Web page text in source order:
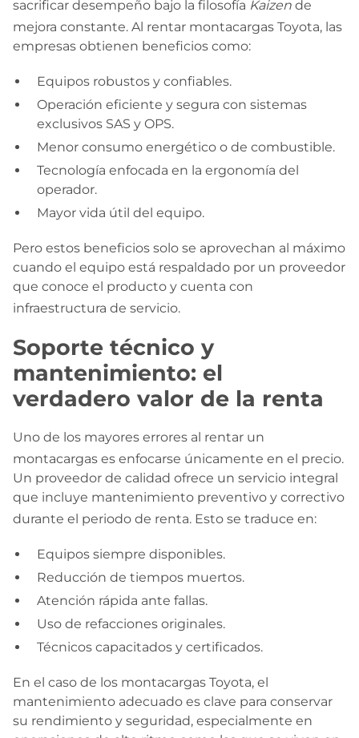
sacrificar desempeño bajo la filosofía Kaizen de
mejora constante. Al rentar montacargas Toyota, las
empresas obtienen beneficios como:
Equipos robustos y confiables.
Operación eficiente y segura con sistemas
exclusivos SAS y OPS.
Menor consumo energético o de combustible.
Tecnología enfocada en la ergonomía del
operador.
Mayor vida útil del equipo.
Pero estos beneficios solo se aprovechan al máximo
cuando el equipo está respaldado por un proveedor
que conoce el producto y cuenta con
infraestructura de servicio.
Soporte técnico y
mantenimiento: el
verdadero valor de la renta
Uno de los mayores errores al rentar un
montacargas es enfocarse únicamente en el precio.
Un proveedor de calidad ofrece un servicio integral
que incluye mantenimiento preventivo y correctivo
durante el periodo de renta. Esto se traduce en:
Equipos siempre disponibles.
Reducción de tiempos muertos.
Atención rápida ante fallas.
Uso de refacciones originales.
Técnicos capacitados y certificados.
En el caso de los montacargas Toyota, el
mantenimiento adecuado es clave para conservar
su rendimiento y seguridad, especialmente en